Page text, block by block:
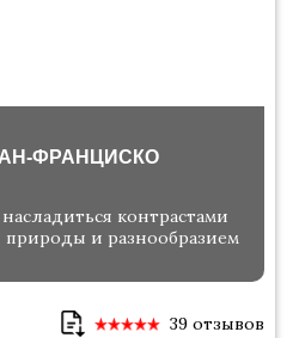
ФРАНЦИСКО
контрастами
природы и разнообразием
39 отзывов